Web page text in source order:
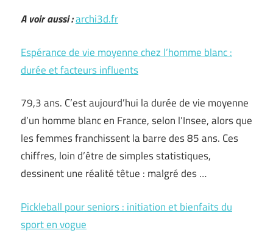
A voir aussi :archi3d.fr
Espérance de vie moyenne chez l’homme blanc :
durée et facteurs influents
79,3 ans. C’est aujourd’hui la durée de vie moyenne
d’un homme blanc en France, selon l’Insee, alors que
les femmes franchissent la barre des 85 ans. Ces
chiffres, loin d’être de simples statistiques,
dessinent une réalité têtue : malgré des …
Pickleball pour seniors : initiation et bienfaits du
sport en vogue